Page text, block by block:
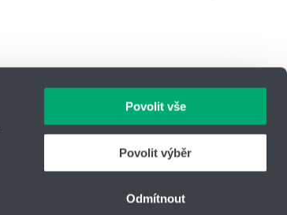
Povolit vše
Povolit výběr
Odmítnout
IČO: 14869446
+420 416 711 450